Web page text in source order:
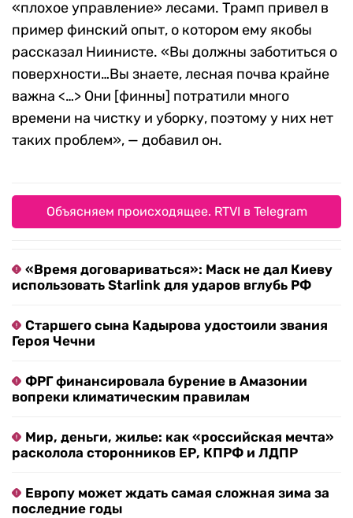
«плохое управление» лесами. Трамп привел в
пример финский опыт, о котором ему якобы
рассказал Ниинисте. «Вы должны заботиться о
поверхности…Вы знаете, лесная почва крайне
важна <…> Они [финны] потратили много
времени на чистку и уборку, поэтому у них нет
таких проблем», — добавил он.
Объясняем происходящее. RTVI в Telegram
«Время договариваться»: Маск не дал Киеву
использовать Starlink для ударов вглубь РФ
Старшего сына Кадырова удостоили звания
Героя Чечни
ФРГ финансировала бурение в Амазонии
вопреки климатическим правилам
Мир, деньги, жилье: как «российская мечта»
расколола сторонников ЕР, КПРФ и ЛДПР
Европу может ждать самая сложная зима за
последние годы